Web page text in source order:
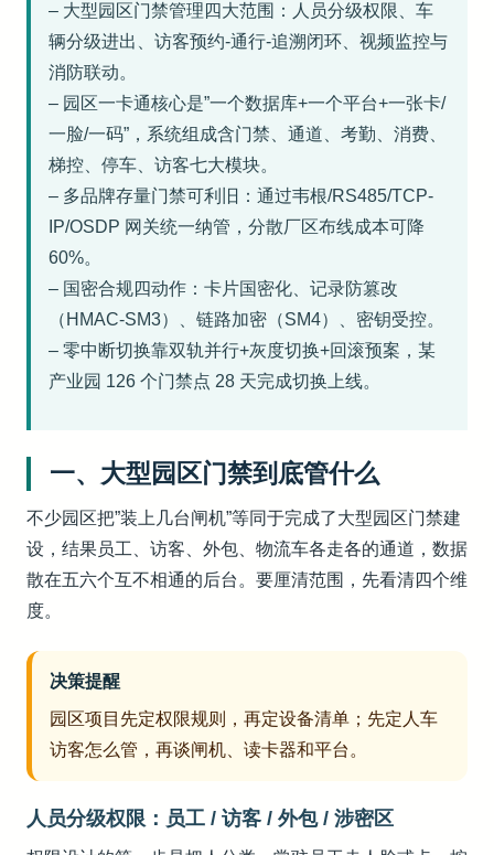
– 大型园区门禁管理四大范围：人员分级权限、车
辆分级进出、访客预约-通行-追溯闭环、视频监控与
消防联动。
– 园区一卡通核心是”一个数据库+一个平台+一张卡/
一脸/一码”，系统组成含门禁、通道、考勤、消费、
梯控、停车、访客七大模块。
– 多品牌存量门禁可利旧：通过韦根/RS485/TCP-
IP/OSDP 网关统一纳管，分散厂区布线成本可降
60%。
– 国密合规四动作：卡片国密化、记录防篡改
（HMAC-SM3）、链路加密（SM4）、密钥受控。
– 零中断切换靠双轨并行+灰度切换+回滚预案，某
产业园 126 个门禁点 28 天完成切换上线。
一、大型园区门禁到底管什么
不少园区把”装上几台闸机”等同于完成了大型园区门禁建
设，结果员工、访客、外包、物流车各走各的通道，数据
散在五六个互不相通的后台。要厘清范围，先看清四个维
度。
决策提醒
园区项目先定权限规则，再定设备清单；先定人车
访客怎么管，再谈闸机、读卡器和平台。
人员分级权限：员工 / 访客 / 外包 / 涉密区